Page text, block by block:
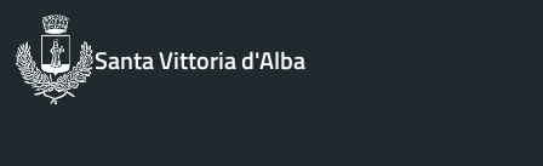
Santa Vittoria d'Alba